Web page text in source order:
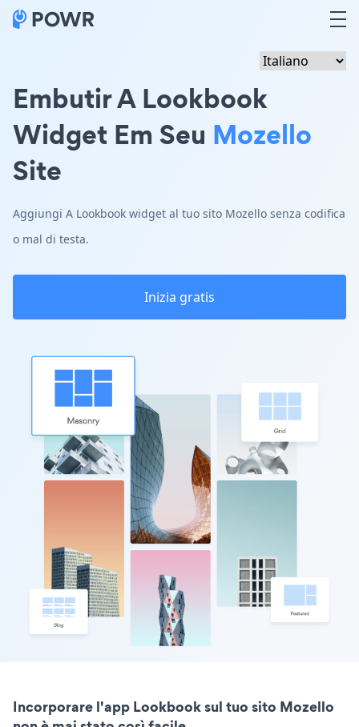
Embutir A Lookbook
Widget Em Seu Mozello
Site
Aggiungi A Lookbook widget al tuo sito Mozello senza codifica
o mal di testa.
Inizia gratis
Incorporare l'app Lookbook sul tuo sito Mozello